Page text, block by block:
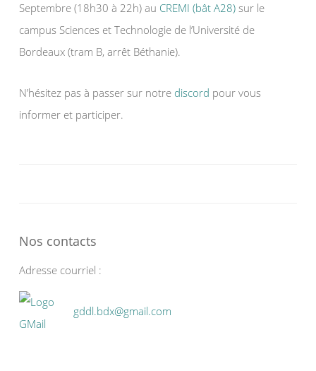
Septembre (18h30 à 22h) au CREMI (bât A28) sur le
campus Sciences et Technologie de l’Université de
Bordeaux (tram B, arrêt Béthanie).
N’hésitez pas à passer sur notre discord pour vous
informer et participer.
Nos contacts
Adresse courriel :
gddl.bdx@gmail.com